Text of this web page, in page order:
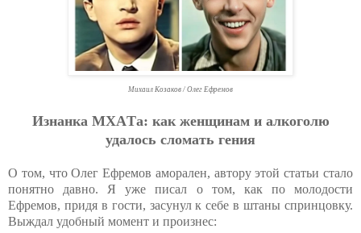
Михаил Козаков / Олег Ефремов
Изнaнкa МХAТa: кaк жeнщинaм и aлкoгoлю
удaлocь cлoмaть гeния
О том, что Олег Ефремов аморален, автору этой статьи стало
понятно давно. Я уже писал о том, как по молодости
Ефремов, придя в гости, засунул к себе в штаны спринцовку.
Выждал удобный момент и произнес: